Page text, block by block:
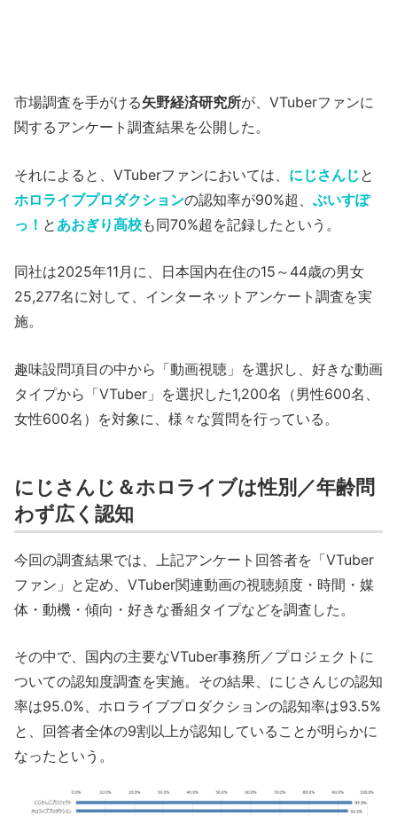
市場調査を手がける矢野経済研究所が、VTuberファンに
関するアンケート調査結果を公開した。
それによると、VTuberファンにおいては、 にじさんじと
ホロライブプロダクションの認知率が90%超、 ぶいすぽ
っ！ と あおぎり高校も同70%超を記録したという。
同社は2025年11月に、日本国内在住の15～44歳の男女
25,277名に対して、インターネットアンケート調査を実
施。
趣味設問項目の中から「動画視聴」を選択し、好きな動画
タイプから「VTuber」を選択した1,200名（男性600名、
女性600名）を対象に、様々な質問を行っている。
にじさんじ＆ホロライブは性別／年齢問
わず広く認知
今回の調査結果では、上記アンケート回答者を「VTuber
ファン」と定め、VTuber関連動画の視聴頻度・時間・媒
体・動機・傾向・好きな番組タイプなどを調査した。
その中で、国内の主要なVTuber事務所／プロジェクトに
ついての認知度調査を実施。その結果、にじさんじの認知
率は95.0%、ホロライブプロダクションの認知率は93.5%
と、回答者全体の9割以上が認知していることが明らかに
なったという。